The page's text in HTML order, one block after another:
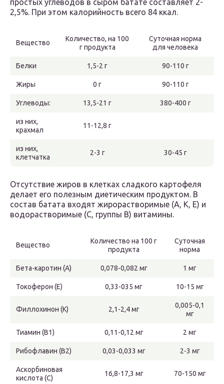
простых углеводов в сыром батате составляет 2-
2,5%. При этом калорийность всего 84 ккал.
Вещество
Количество, на 100
г продукта
Суточная норма
для человека
Белки 1,5-2 г 90-110 г
Жиры 0 г 90-110 г
Углеводы: 13,5-21 г 380-400 г
из них,
крахмал
11-12,8 г
из них,
клетчатка
2-3 г 30-45 г
Отсутствие жиров в клетках сладкого картофеля
делает его полезным диетическим продуктом. В
состав батата входят жирорастворимые (А, К, Е) и
водорастворимые (С, группы В) витамины.
Вещество
Количество на 100 г
продукта
Суточная
норма
Бета-каротин (А) 0,078-0,082 мг 1 мг
Токоферон (Е) 0,33-035 мг 10-15 мг
Филлохинон (К) 2,1-2,4 мг
0,005-0,1
мг
Тиамин (В1) 0,11-0,12 мг 2 мг
Рибофлавин (В2) 0,03-0,033 мг 2-3 мг
Аскорбиновая
кислота (С)
16,8-17,3 мг 70-150 мг